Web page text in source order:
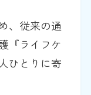
、従来の通
『ライフケ
ひとりに寄